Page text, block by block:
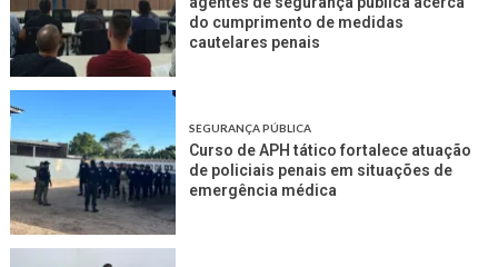
do cumprimento de medidas
cautelares penais
SEGURANÇA PÚBLICA
Curso de APH tático fortalece atuação
de policiais penais em situações de
emergência médica